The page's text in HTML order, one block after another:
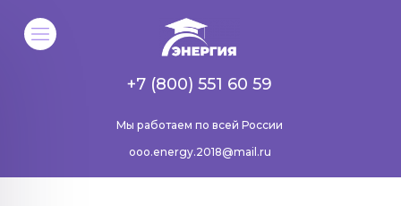
Мы работаем по всей России
+7 (800) 551 60 59
ooo.energy.2018@mail.ru